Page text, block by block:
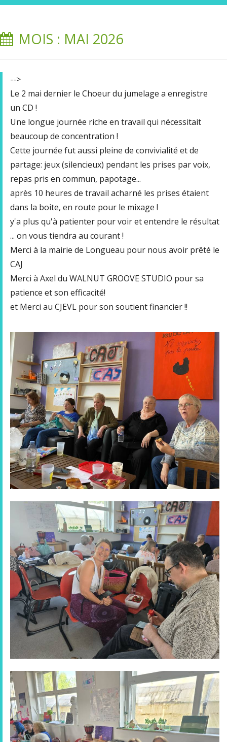
MOIS : MAI 2026
-->
Le 2 mai dernier le Choeur du jumelage a enregistre
un CD !
Une longue journée riche en travail qui nécessitait
beaucoup de concentration !
Cette journée fut aussi pleine de convivialité et de
partage: jeux (silencieux) pendant les prises par voix,
repas pris en commun, papotage...
après 10 heures de travail acharné les prises étaient
dans la boite, en route pour le mixage !
y'a plus qu'à patienter pour voir et entendre le résultat
... on vous tiendra au courant !
Merci à la mairie de Longueau pour nous avoir prêté le
CAJ
Merci à Axel du WALNUT GROOVE STUDIO pour sa
patience et son efficacité!
et Merci au CJEVL pour son soutient financier !!